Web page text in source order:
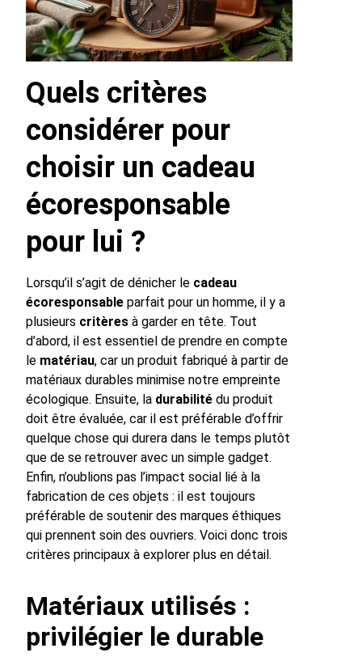
Quels critères
considérer pour
choisir un cadeau
écoresponsable
pour lui ?
Lorsqu’il s’agit de dénicher le cadeau
écoresponsable parfait pour un homme, il y a
plusieurs critères à garder en tête. Tout
d’abord, il est essentiel de prendre en compte
le matériau, car un produit fabriqué à partir de
matériaux durables minimise notre empreinte
écologique. Ensuite, la durabilité du produit
doit être évaluée, car il est préférable d’offrir
quelque chose qui durera dans le temps plutôt
que de se retrouver avec un simple gadget.
Enfin, n’oublions pas l’impact social lié à la
fabrication de ces objets : il est toujours
préférable de soutenir des marques éthiques
qui prennent soin des ouvriers. Voici donc trois
critères principaux à explorer plus en détail.
Matériaux utilisés :
privilégier le durable